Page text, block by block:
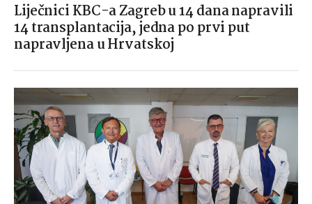
Liječnici KBC-a Zagreb u 14 dana napravili
14 transplantacija, jedna po prvi put
napravljena u Hrvatskoj